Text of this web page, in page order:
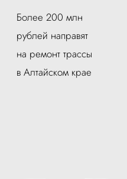
Более 200 млн
рублей направят
на ремонт трассы
в Алтайском крае